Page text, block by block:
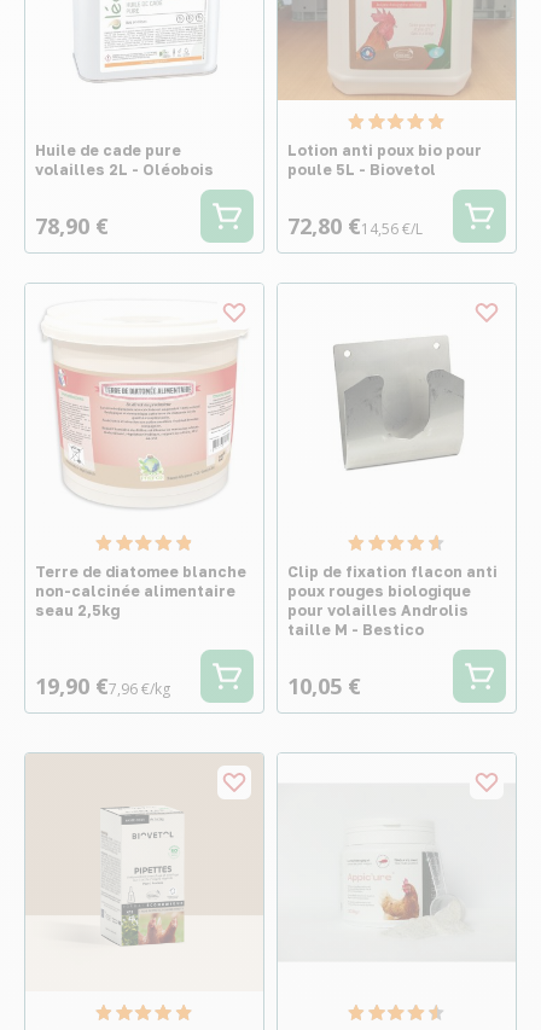
Huile de cade pure
volailles 2L - Oléobois
78,90 €
Lotion anti poux bio pour
poule 5L - Biovetol
72,80 €14,56 €/L
Terre de diatomee blanche
non-calcinée alimentaire
seau 2,5kg
19,90 €7,96 €/kg
Clip de fixation flacon anti
poux rouges biologique
pour volailles Androlis
taille M - Bestico
10,05 €